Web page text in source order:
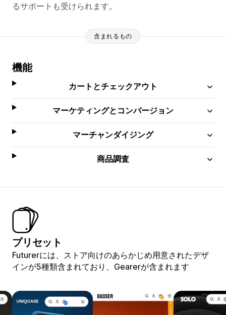
るサポートも受けられます。
含まれるもの
機能
カートとチェックアウト
マーケティングとコンバージョン
マーチャンダイジング
商品調査
プリセット
Futurerには、ストア向けのあらかじめ用意されたデザ
インが5種類含まれており、Gearerが含まれます